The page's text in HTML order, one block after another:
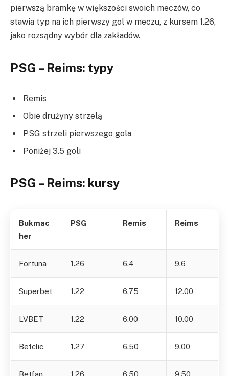
pierwszą bramkę w większości swoich meczów, co
stawia typ na ich pierwszy gol w meczu, z kursem 1.26,
jako rozsądny wybór dla zakładów.
PSG – Reims: typy
Remis
Obie drużyny strzelą
PSG strzeli pierwszego gola
Poniżej 3.5 goli
PSG – Reims: kursy
Bukmac
her
PSG Remis Reims
Fortuna 1.26 6.4 9.6
Superbet 1.22 6.75 12.00
LVBET 1.22 6.00 10.00
Betclic 1.27 6.50 9.00